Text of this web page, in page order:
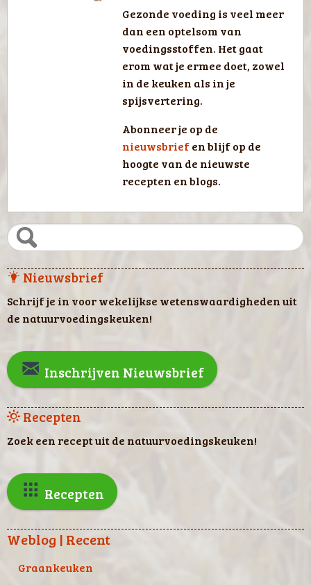
Gezonde voeding is veel meer
dan een optelsom van
voedingsstoffen. Het gaat
erom wat je ermee doet, zowel
in de keuken als in je
spijsvertering.
Abonneer je op de
nieuwsbriefen blijf op de
hoogte van de nieuwste
recepten en blogs.
Nieuwsbrief
Schrijf je in voor wekelijkse wetenswaardigheden uit
de natuurvoedingskeuken!
Inschrijven Nieuwsbrief
Recepten
Zoek een recept uit de natuurvoedingskeuken!
Recepten
Weblog | Recent
Graankeuken